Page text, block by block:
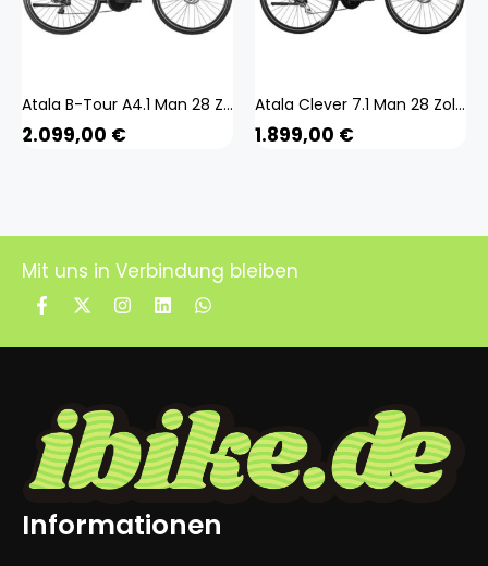
Atala B-Tour A4.1 Man 28 Zoll E-Bike E Trekkingrad Pedelec Trekkingbike 700c Bosch
2.099,00 €
Atala Clever 7.1 Man 28 Zoll E-Bike E Trekkingrad Pedelec Trekkingbike 700c
1.899,00 €
Mit uns in Verbindung bleiben
Informationen